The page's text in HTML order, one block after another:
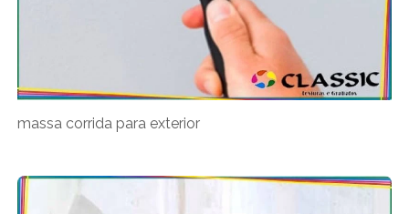
massa corrida para exterior